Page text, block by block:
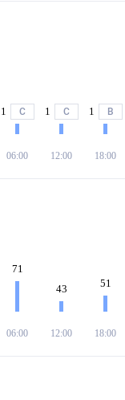
1 С
06:00
1 С
12:00
1 В
18:00
71
06:00
43
12:00
51
18:00